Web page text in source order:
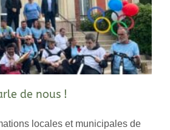
de nous !
locales et municipales de